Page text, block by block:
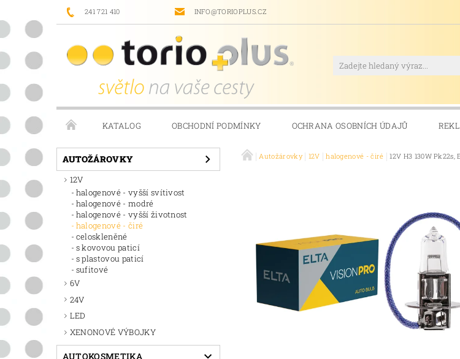
241 721 410 INFO@TORIOPLUS.CZ
KATALOG OBCHODNÍ PODMÍNKY OCHRANA OSOBNÍCH ÚDAJŮ
PRODÁVANÉ ZNAČKY NAPIŠTE NÁM
AUTOŽÁROVKY
12V
halogenové - vyšší svítivost
halogenové - modré
halogenové - vyšší životnost
halogenové - čiré
celoskleněné
s kovovou paticí
s plastovou paticí
sufitové
6V
24V
LED
XENONOVÉ VÝBOJKY
AUTOKOSMETIKA
Autožárovky 12V halogenové - čiré 12V H3 130W Pk22s,